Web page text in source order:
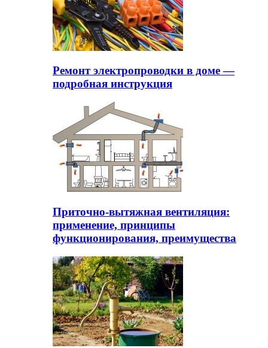
Ремонт электропроводки в доме —
подробная инструкция
Приточно-вытяжная вентиляция:
применение, принципы
функционирования, преимущества